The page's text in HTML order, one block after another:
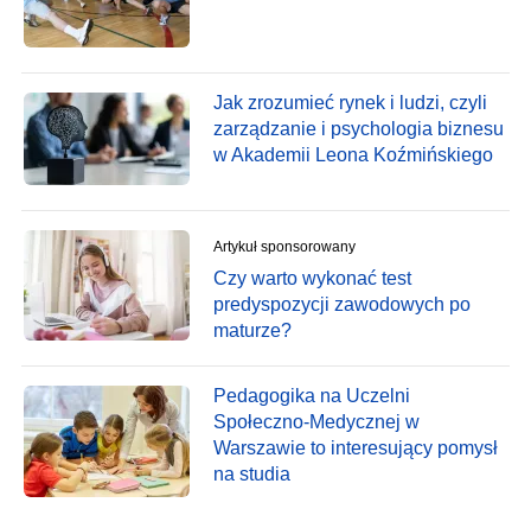
Jak zrozumieć rynek i ludzi, czyli
zarządzanie i psychologia biznesu
w Akademii Leona Koźmińskiego
Artykuł sponsorowany
Czy warto wykonać test
predyspozycji zawodowych po
maturze?
Pedagogika na Uczelni
Społeczno-Medycznej w
Warszawie to interesujący pomysł
na studia